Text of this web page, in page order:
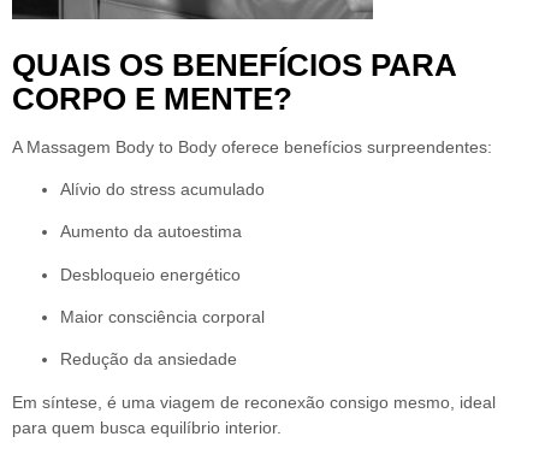
QUAIS OS BENEFÍCIOS PARA
CORPO E MENTE?
A Massagem Body to Body oferece benefícios surpreendentes:
Alívio do stress acumulado
Aumento da autoestima
Desbloqueio energético
Maior consciência corporal
Redução da ansiedade
Em síntese, é uma viagem de reconexão consigo mesmo , ideal
para quem busca equilíbrio interior.